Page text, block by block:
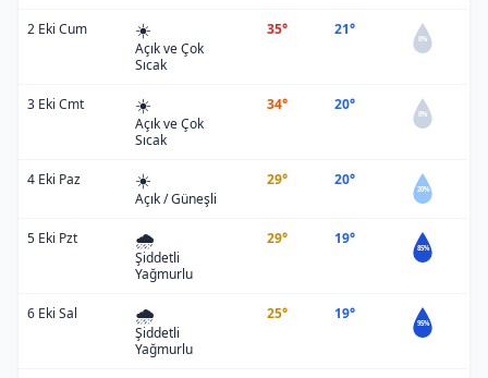
2 Eki Cum ☀️
Açık ve Çok
Sıcak
35° 21°
0%
3 Eki Cmt ☀️
Açık ve Çok
Sıcak
34° 20°
0%
4 Eki Paz ☀️
Açık / Güneşli
29° 20°
20%
5 Eki Pzt 🌧️
Şiddetli
Yağmurlu
29° 19°
85%
6 Eki Sal 🌧️
Şiddetli
Yağmurlu
25° 19°
95%